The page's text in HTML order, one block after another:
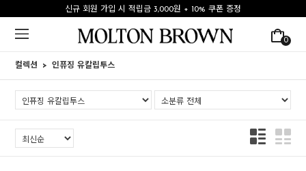
신규 회원 가입 시 적립금 3,000원 + 10% 쿠폰 증정
0
컬렉션 인퓨징 유칼립투스